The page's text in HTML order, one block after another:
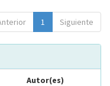
1 Siguiente
Autor(es)